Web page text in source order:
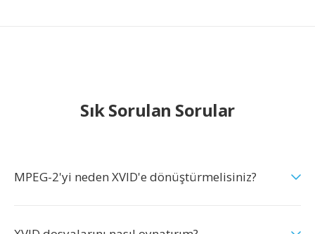
Sık Sorulan Sorular
MPEG-2'yi neden XVID'e dönüştürmelisiniz?